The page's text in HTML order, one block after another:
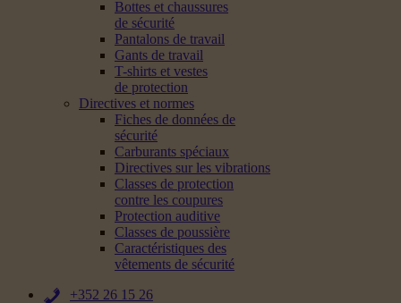
Bottes et chaussures
de sécurité
Pantalons de travail
Gants de travail
T-shirts et vestes
de protection
Directives et normes
Fiches de données de
sécurité
Carburants spéciaux
Directives sur les vibrations
Classes de protection
contre les coupures
Protection auditive
Classes de poussière
Caractéristiques des
vêtements de sécurité
+352 26 15 26